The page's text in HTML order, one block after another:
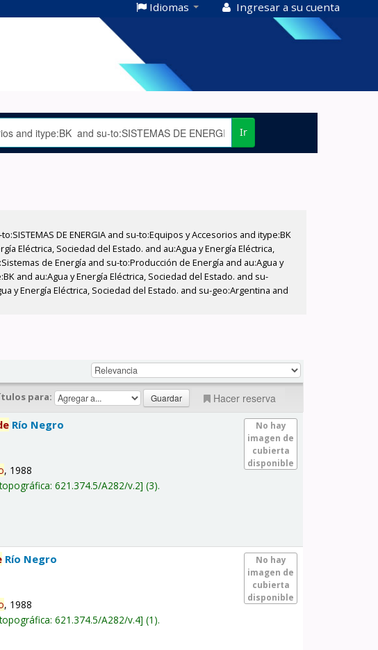
Idiomas Ingresar a su cuenta
Ir
DE ENERGIA and su-to:Equipos y Accesorios and itype:BK
Eléctrica, Sociedad del Estado. and au:Agua y Energía Eléctrica,
de Energía and su-to:Producción de Energía and au:Agua y
and au:Agua y Energía Eléctrica, Sociedad del Estado. and su-
y Energía Eléctrica, Sociedad del Estado. and su-geo:Argentina and
para: Hacer reserva
No hay
imagen de
cubierta
disponible
Río Negro
, 1988
621.374.5/A282/v.2 (3).
No hay
imagen de
cubierta
disponible
Río Negro
, 1988
621.374.5/A282/v.4 (1).